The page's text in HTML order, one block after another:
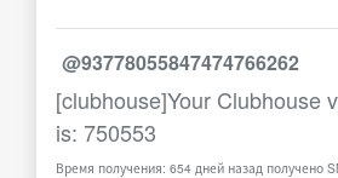
@93778055847474766262
[clubhouse]Your Clubhouse
is: 750553
Время получения: 654 дней назад получено